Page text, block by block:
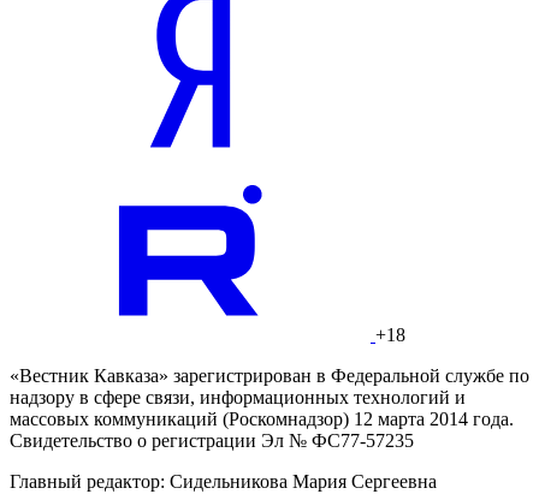
+18
«Вестник Кавказа» зарегистрирован в Федеральной службе по
надзору в сфере связи, информационных технологий и
массовых коммуникаций (Роскомнадзор) 12 марта 2014 года.
Свидетельство о регистрации Эл № ФС77-57235
Главный редактор: Сидельникова Мария Сергеевна